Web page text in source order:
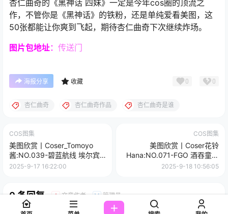
杏仁曲奇的《黑神话 四妹》一定是今年cos圈的顶流之
作，不管你是《黑神话》的铁粉，还是单纯爱看美图，这
50张都能让你爽到飞起，期待杏仁曲奇下次继续炸场。
图片包地址： 传送门
海报分享 收藏 0 0
杏仁曲奇 杏仁曲奇作品 杏仁曲奇是谁
COS图集
美图欣赏丨Coser_Tomoyo
酱:NO.039-碧蓝航线 埃尔宾
小红帽[30P-172MB]
2025-9-17 16:22:00
COS图集
美图欣赏丨Coser花铃
Hana:NO.071-FGO 酒吞童子
女仆[72P-697.6M]
2025-9-18 10:56:05
0 条回复 A 文章作者 M 管理员